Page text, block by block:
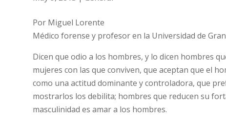
Por Miguel Lorente
Médico forense y profesor en la Universidad de
Dicen que odio a los hombres, y lo dicen hombres
mujeres con las que conviven, que aceptan que el
como una actitud dominante y controladora, que
mostrarlos los debilita; hombres que reducen su
masculinidad es amar a los hombres.